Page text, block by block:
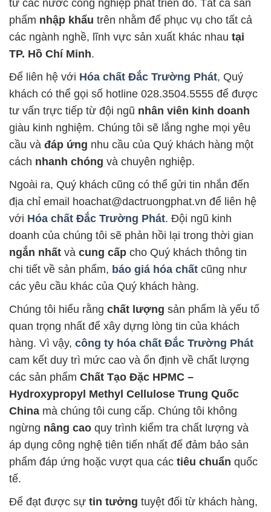
từ các nước công nghiệp phát triển đó. Tất cả sản
phẩm nhập khẩu trên nhằm để phục vụ cho tất cả
các ngành nghề, lĩnh vực sản xuất khác nhau tại
TP. Hồ Chí Minh.
Để liên hệ với Hóa chất Đắc Trường Phát, Quý
khách có thể gọi số hotline 028.3504.5555 để được
tư vấn trực tiếp từ đội ngũ nhân viên kinh doanh
giàu kinh nghiệm. Chúng tôi sẽ lắng nghe mọi yêu
cầu và đáp ứng nhu cầu của Quý khách hàng một
cách nhanh chóng và chuyên nghiệp.
Ngoài ra, Quý khách cũng có thể gửi tin nhắn đến
địa chỉ email hoachat@dactruongphat.vn để liên hệ
với Hóa chất Đắc Trường Phát. Đội ngũ kinh
doanh của chúng tôi sẽ phản hồi lại trong thời gian
ngắn nhất và cung cấp cho Quý khách thông tin
chi tiết về sản phẩm, báo giá hóa chất cũng như
các yêu cầu khác của Quý khách hàng.
Chúng tôi hiểu rằng chất lượng sản phẩm là yếu tố
quan trọng nhất để xây dựng lòng tin của khách
hàng. Vì vậy, công ty hóa chất Đắc Trường Phát
cam kết duy trì mức cao và ổn định về chất lượng
các sản phẩm Chất Tạo Đặc HPMC –
Hydroxypropyl Methyl Cellulose Trung Quốc
China mà chúng tôi cung cấp. Chúng tôi không
ngừng nâng cao quy trình kiểm tra chất lượng và
áp dụng công nghệ tiên tiến nhất để đảm bảo sản
phẩm đáp ứng hoặc vượt qua các tiêu chuẩn quốc
tế.
Để đạt được sự tin tưởng tuyệt đối từ khách hàng,